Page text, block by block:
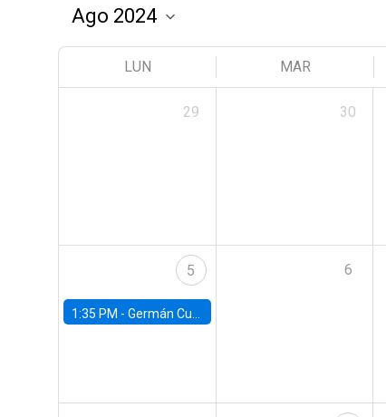
LUN MAR
29 30
5
1:35 PM - Germán Cubas, University of Houston
6